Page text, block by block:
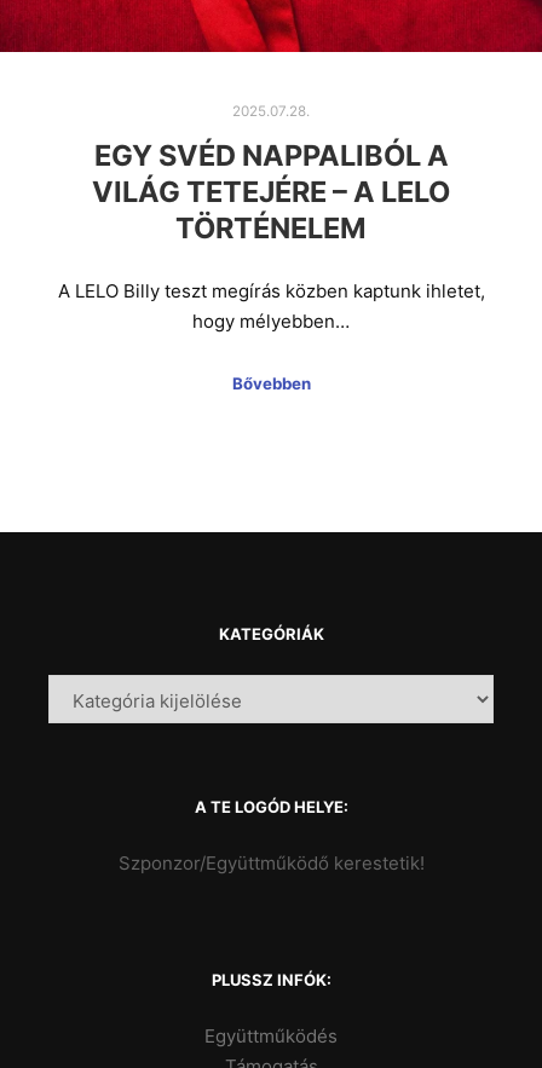
2025.07.28.
EGY SVÉD NAPPALIBÓL A
VILÁG TETEJÉRE – A LELO
TÖRTÉNELEM
A LELO Billy teszt megírás közben kaptunk ihletet,
hogy mélyebben…
Bővebben
KATEGÓRIÁK
A TE LOGÓD HELYE:
Szponzor/Együttműködő kerestetik!
PLUSSZ INFÓK:
Együttműködés